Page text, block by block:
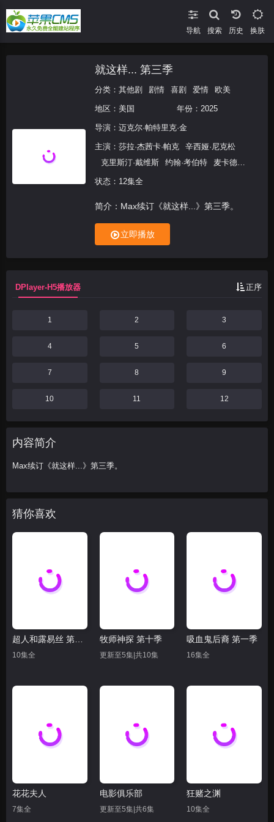
导航 搜索 换肤
就这样... 第三季
分类： 其他剧 剧情 喜剧 爱情 欧美
地区： 美国 年份： 2025
导演： 迈克尔·帕特里克·金
主演： 莎拉·杰茜卡·帕克
辛西娅·尼克松
克里斯汀·戴维斯
约翰·考伯特
麦卡德·
布鲁克
状态：12集全
简介：Max续订《就这样...》第三季。
立即播放
DPlayer-H5播放器 正序
1 2 3
4 5 6
7 8 9
10 11 12
内容简介
Max续订《就这样...》第三季。
猜你喜欢
超人和露易丝 第四季
10集全
牧师神探 第十季
更新至5集|共10集
吸血鬼后裔 第一季
16集全
花花夫人
7集全
电影俱乐部
更新至5集|共6集
狂赌之渊
10集全